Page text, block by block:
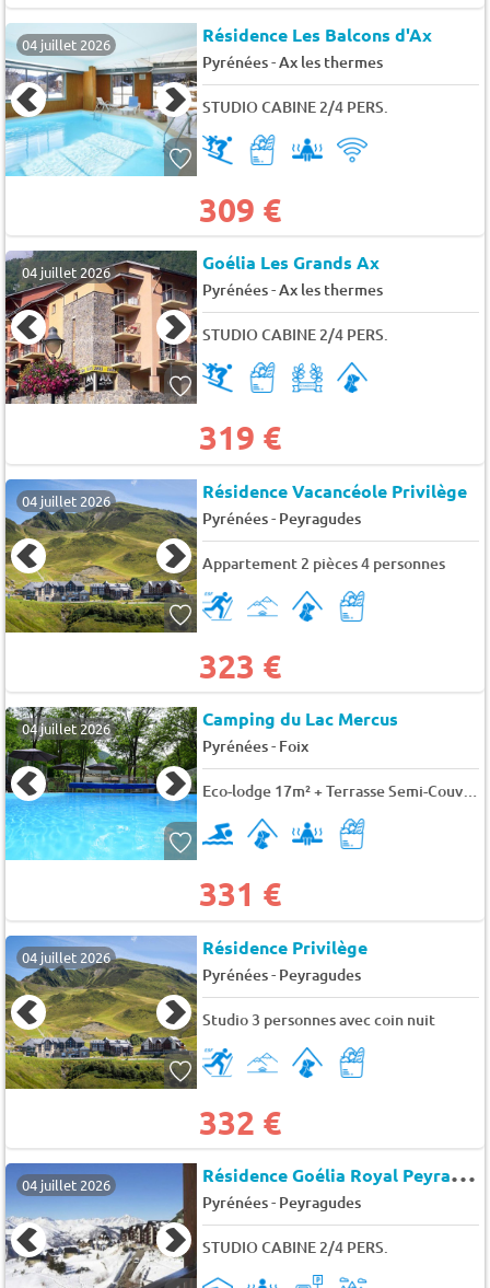
04 juillet 2026 Résidence Les Balcons d'Ax
Pyrénées-Ax les thermes
STUDIO CABINE 2/4 PERS.
309 €
04 juillet 2026 Goélia Les Grands Ax
Pyrénées-Ax les thermes
STUDIO CABINE 2/4 PERS.
319 €
04 juillet 2026 Résidence Vacancéole Privilège
Pyrénées- Peyragudes
Appartement 2 pièces 4 personnes
323 €
04 juillet 2026 Camping du Lac Mercus
Pyrénées- Foix
Eco-lodge 17m² + Terrasse Semi-Couverte 4 pers.
331 €
04 juillet 2026 Résidence Privilège
Pyrénées- Peyragudes
Studio 3 personnes avec coin nuit
332 €
04 juillet 2026 R
ésidence Goélia Royal Peyragudes
Pyrénées- Peyragudes
STUDIO CABINE 2/4 PERS.